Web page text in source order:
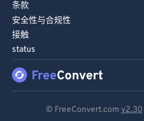
条款
安全性与合规性
接触
status
© FreeConvert.com v2.30